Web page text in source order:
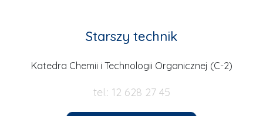
Starszy technik
Katedra Chemii i Technologii Organicznej (C-2)
tel.: 12 628 27 45